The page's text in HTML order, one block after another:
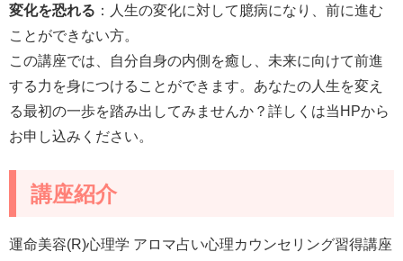
変化を恐れる ：人生の変化に対して臆病になり、前に進む
ことができない方。
この講座では、自分自身の内側を癒し、未来に向けて前進
する力を身につけることができます。あなたの人生を変え
る最初の一歩を踏み出してみませんか？詳しくは当HPから
お申し込みください。
講座紹介
運命美容(R)心理学 アロマ占い心理カウンセリング習得講座